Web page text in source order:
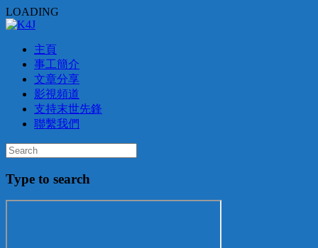
LOADING
主頁
事工簡介
文章分享
影視頻道
支持末世先鋒
聯繫我們
Type to search